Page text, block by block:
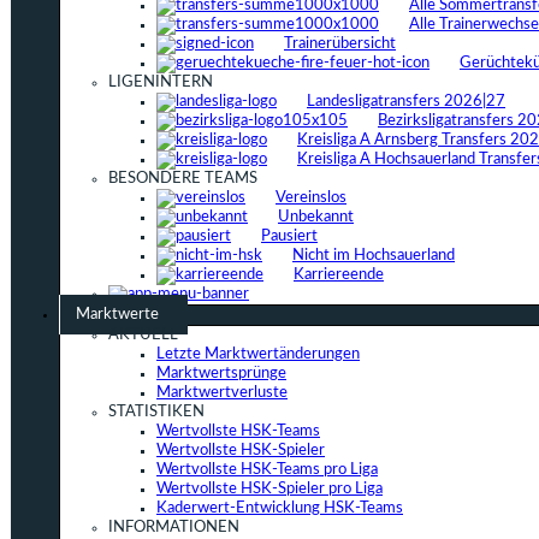
Alle
Alle
Trainerübersicht
LIGENINTERN
Landesligatransfers 2026|27
Bezirksligatransfers
Kreisliga A Arnsberg Transfers
Kreisliga A Hochsauerland
BESONDERE TEAMS
Vereinslos
Unbekannt
Pausiert
Nicht im Hochsauerland
Karriereende
Marktwerte
AKTUELL
Letzte Marktwertänderungen
Marktwertsprünge
Marktwertverluste
STATISTIKEN
Wertvollste HSK-Teams
Wertvollste HSK-Spieler
Wertvollste HSK-Teams pro Liga
Wertvollste HSK-Spieler pro Liga
Kaderwert-Entwicklung HSK-Teams
INFORMATIONEN